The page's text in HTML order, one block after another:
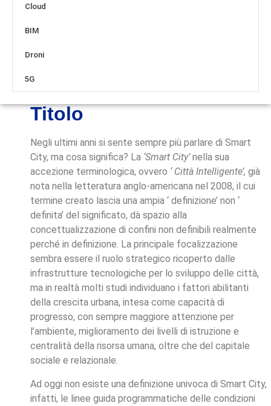
Cloud
BIM
Droni
5G
Titolo
Negli ultimi anni si sente sempre più parlare di Smart
City, ma cosa significa? La ‘Smart City’nella sua
accezione terminologica, ovvero ‘ Città Intelligente’, già
nota nella letteratura anglo-americana nel 2008, il cui
termine creato lascia una ampia ‘ definizione’ non ‘
definita’ del significato, dà spazio alla
concettualizzazione di confini non definibili realmente
perché in definizione. La principale focalizzazione
sembra essere il ruolo strategico ricoperto dalle
infrastrutture tecnologiche per lo sviluppo delle città,
ma in realtà molti studi individuano i fattori abilitanti
della crescita urbana, intesa come capacità di
progresso, con sempre maggiore attenzione per
l’ambiente, miglioramento dei livelli di istruzione e
centralità della risorsa umana, oltre che del capitale
sociale e relazionale.
Ad oggi non esiste una definizione univoca di Smart City,
infatti, le linee guida programmatiche delle condizioni